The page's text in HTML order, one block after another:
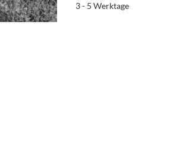
3 - 5 Werktage